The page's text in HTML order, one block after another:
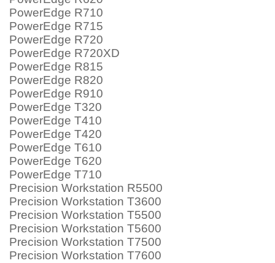
PowerEdge R710
PowerEdge R715
PowerEdge R720
PowerEdge R720XD
PowerEdge R815
PowerEdge R820
PowerEdge R910
PowerEdge T320
PowerEdge T410
PowerEdge T420
PowerEdge T610
PowerEdge T620
PowerEdge T710
Precision Workstation R5500
Precision Workstation T3600
Precision Workstation T5500
Precision Workstation T5600
Precision Workstation T7500
Precision Workstation T7600